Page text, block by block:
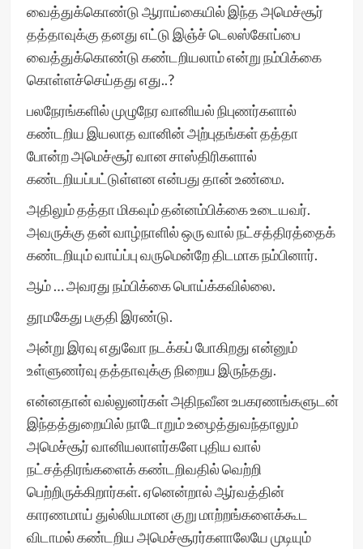
வைத்துக்கொண்டு ஆராய்கையில் இந்த அமெச்சூர்
தத்தாவுக்கு தனது எட்டு இஞ்ச் டெலஸ்கோப்பை
வைத்துக்கொண்டு கண்டறியலாம் என்று நம்பிக்கை
கொள்ளச்செய்தது எது..?
பலநேரங்களில் முழுநேர வானியல் நிபுணர்களால்
கண்டறிய இயலாத வானின் அற்புதங்கள் தத்தா
போன்ற அமெச்சூர் வான சாஸ்திரிகளால்
கண்டறியப்பட்டுள்ளன என்பது தான் உண்மை.
அதிலும் தத்தா மிகவும் தன்னம்பிக்கை உடையவர்.
அவருக்கு தன் வாழ்நாளில் ஒரு வால் நட்சத்திரத்தைக்
கண்டறியும் வாய்ப்பு வருமென்றே திடமாக நம்பினார்.
ஆம் … அவரது நம்பிக்கை பொய்க்கவில்லை.
தூமகேது பகுதி இரண்டு.
அன்று இரவு எதுவோ நடக்கப் போகிறது என்னும்
உள்ளுணர்வு தத்தாவுக்கு நிறைய இருந்தது.
என்னதான் வல்லுனர்கள் அதிநவீன உபகரணங்களுடன்
இந்தத்துறையில் நாடோறும் உழைத்துவந்தாலும்
அமெச்சூர் வானியலாளர்களே புதிய வால்
நட்சத்திரங்களைக் கண்டறிவதில் வெற்றி
பெற்றிருக்கிறார்கள். ஏனென்றால் ஆர்வத்தின்
காரணமாய் துல்லியமான குறு மாற்றங்களைக்கூட
விடாமல் கண்டறிய அமெச்சூரர்களாலேயே முடியும்